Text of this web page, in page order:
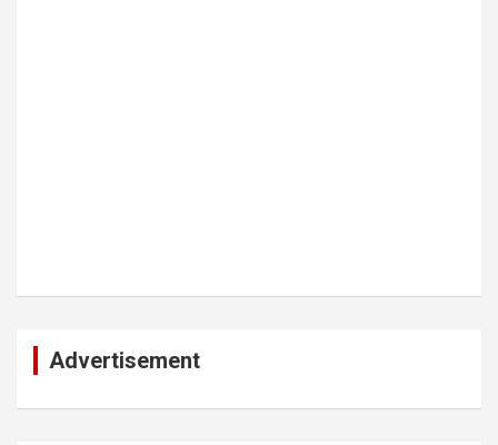
Advertisement